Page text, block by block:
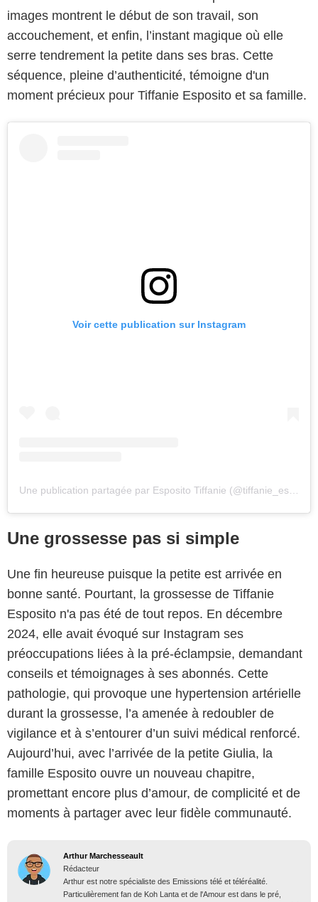
images montrent le début de son travail, son
accouchement, et enfin, l’instant magique où elle
serre tendrement la petite dans ses bras. Cette
séquence, pleine d’authenticité, témoigne d'un
moment précieux pour Tiffanie Esposito et sa famille.
Voir cette publication sur Instagram
Une publication partagée par Esposito Tiffanie (@tiffanie_esposito)
Une grossesse pas si simple
Une fin heureuse puisque la petite est arrivée en
bonne santé. Pourtant, la grossesse de Tiffanie
Esposito n'a pas été de tout repos. En décembre
2024, elle avait évoqué sur Instagram ses
préoccupations liées à la pré-éclampsie, demandant
conseils et témoignages à ses abonnés. Cette
pathologie, qui provoque une hypertension artérielle
durant la grossesse, l’a amenée à redoubler de
vigilance et à s’entourer d’un suivi médical renforcé.
Aujourd’hui, avec l’arrivée de la petite Giulia, la
famille Esposito ouvre un nouveau chapitre,
promettant encore plus d’amour, de complicité et de
moments à partager avec leur fidèle communauté.
Arthur Marchesseault
Rédacteur
Arthur est notre spécialiste des Emissions télé et téléréalité.
Particulièrement fan de Koh Lanta et de l'Amour est dans le pré,